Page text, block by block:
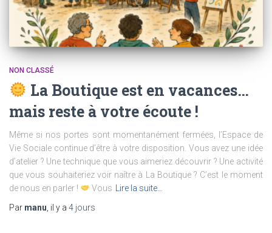
NON CLASSÉ
La Boutique est en vacances…
mais reste à votre écoute !
Même si nos portes sont momentanément fermées, l’Espace de
Vie Sociale continue d’être à votre disposition. Vous avez une idée
d’atelier ? Une technique que vous aimeriez découvrir ? Une activité
que vous souhaiteriez voir naître à La Boutique ? C’est le moment
de nous en parler !
Vous
Lire la suite…
Par manu , il y a 4 jours